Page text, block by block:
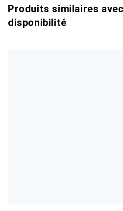
Produits similaires
disponibilité